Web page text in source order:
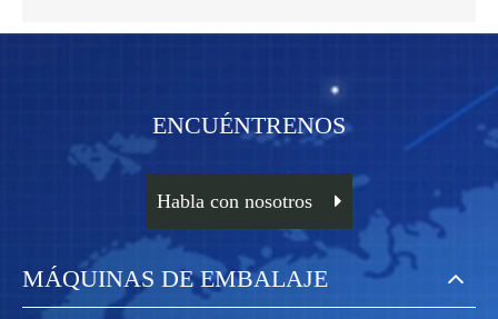
ENCUÉNTRENOS
Habla con nosotros
MÁQUINAS DE EMBALAJE